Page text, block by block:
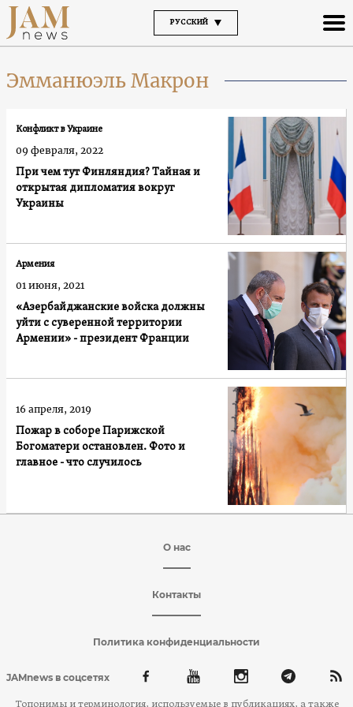
РУССКИЙ
Эмманюэль Макрон
При чем тут Финляндия? Тайная и
открытая дипломатия вокруг
Украины
Конфликт в Украине
09 февраля, 2022
«Азербайджанские войска должны
уйти с суверенной территории
Армении» - президент Франции
Армения
01 июня, 2021
Пожар в соборе Парижской
Богоматери остановлен. Фото и
главное - что случилось
16 апреля, 2019
О нас
Контакты
Политика конфиденциальности
JAMnews в соцсетях
Топонимы и терминология, используемые в публикациях, а также